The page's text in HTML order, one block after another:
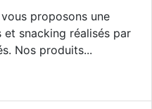
proposons une
snacking réalisés par
Nos produits...